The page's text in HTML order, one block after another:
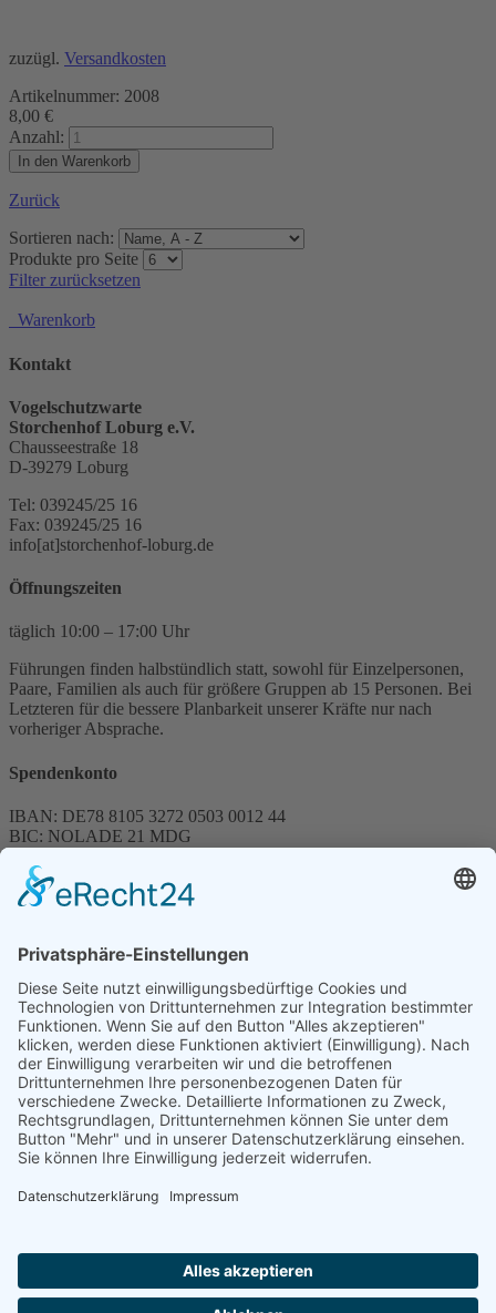
zuzügl. Versandkosten
Artikelnummer: 2008
8,00 €
Anzahl:
Zurück
Sortieren nach:
Produkte pro Seite
Filter zurücksetzen
Warenkorb
Kontakt
Vogelschutzwarte
Storchenhof Loburg e.V.
Chausseestraße 18
D-39279 Loburg
Tel: 039245/25 16
Fax: 039245/25 16
info[at]storchenhof-loburg.de
Öffnungszeiten
täglich 10:00 – 17:00 Uhr
Führungen finden halbstündlich statt, sowohl für Einzelpersonen,
Paare, Familien als auch für größere Gruppen ab 15 Personen. Bei
Letzteren für die bessere Planbarkeit unserer Kräfte nur nach
vorheriger Absprache.
Spendenkonto
IBAN: DE78 8105 3272 0503 0012 44
BIC: NOLADE 21 MDG
Spenden können steuerlich abgesetzt werden
Förderung
© 1987 – 2025
Storchenhof Loburg e.V.
Alle Rechte vorbehalten.
Cookie-Einstellungen
Navigation überspringen
Impressum
Haftungsausschluss
Facebook